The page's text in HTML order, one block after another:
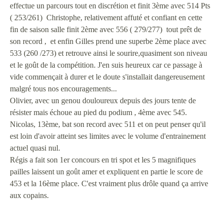
effectue un parcours tout en discrétion et finit 3ème avec 514 Pts
( 253/261) Christophe, relativement affuté et confiant en cette
fin de saison salle finit 2ème avec 556 ( 279/277) tout prêt de
son record , et enfin Gilles prend une superbe 2ème place avec
533 (260 /273) et retrouve ainsi le sourire,quasiment son niveau
et le goût de la compétition. J'en suis heureux car ce passage à
vide commençait à durer et le doute s'installait dangereusement
malgré tous nos encouragements...
Olivier, avec un genou douloureux depuis des jours tente de
résister mais échoue au pied du podium , 4ème avec 545.
Nicolas, 13ème, bat son record avec 511 et on peut penser qu'il
est loin d'avoir atteint ses limites avec le volume d'entrainement
actuel quasi nul.
Régis a fait son 1er concours en tri spot et les 5 magnifiques
pailles laissent un goût amer et expliquent en partie le score de
453 et la 16ème place. C'est vraiment plus drôle quand ça arrive
aux copains.